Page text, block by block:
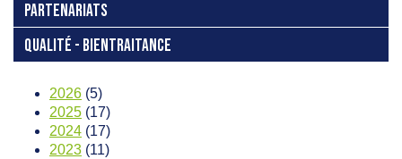
PARTENARIATS
QUALITÉ - BIENTRAITANCE
2026 (5)
2025 (17)
2024 (17)
2023 (11)